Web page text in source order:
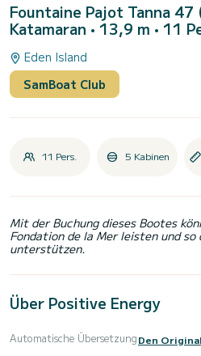
Fountaine Pajot Tanna
Katamaran • 13,9 m • 11
Eden Island
SamBoat Club
11 Pers. 5 Kabinen
Mit der Buchung dieses Bootes
Fondation de la Mer leisten und so
unterstützen.
Über Positive Energy
Automatische ÜbersetzungDen